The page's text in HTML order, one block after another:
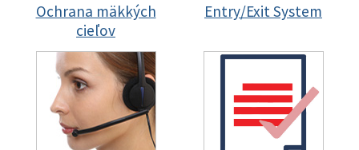
Ochrana mäkkých
cieľov
Entry/Exit System